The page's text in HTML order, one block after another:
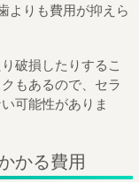
よりも費用が抑えら
破損したりするこ
もあるので、セラ
可能性がありま
かる費用